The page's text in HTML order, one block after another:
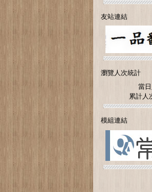
友站連結
瀏覽人次統計
當
累計人
模組連結